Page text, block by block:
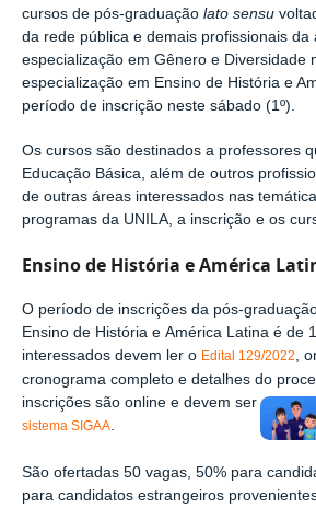
cursos de pós-graduação lato sensu
da rede pública e demais profissionais da
especialização em Gênero e Diversidade
especialização em Ensino de História e
período de inscrição neste sábado (1º).
Os cursos são destinados a professores
Educação Básica, além de outros
de outras áreas interessados nas
programas da UNILA, a inscrição e os
Ensino de História e América
O período de inscrições da pós-
Ensino de História e América Latina é de
interessados devem ler o Edital 129/2022,
cronograma completo e detalhes do
inscrições são online e devem ser
sistema SIGAA.
São ofertadas 50 vagas, 50% para
para candidatos estrangeiros